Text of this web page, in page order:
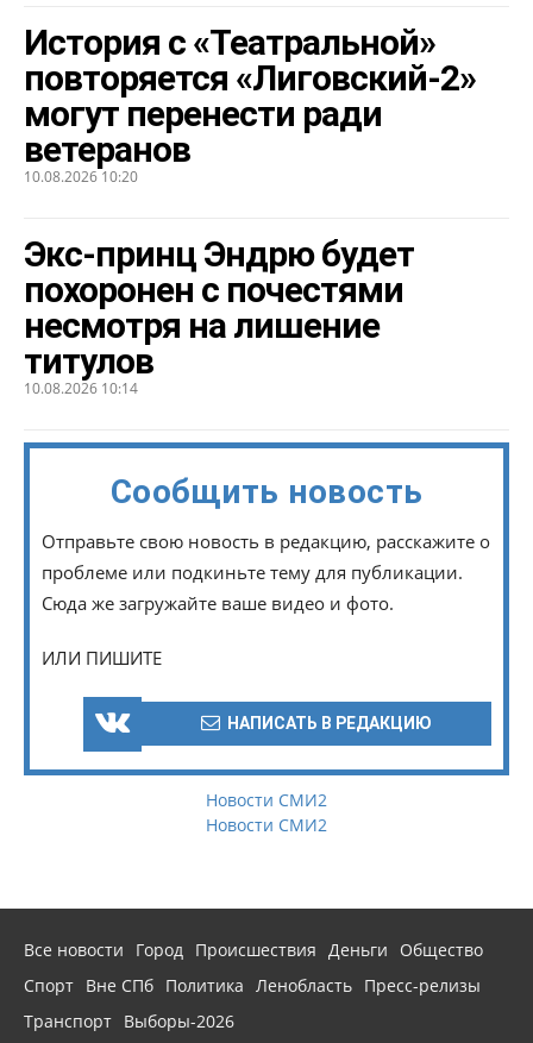
История с «Театральной»
повторяется «Лиговский-2»
могут перенести ради
ветеранов
10.08.2026 10:20
Экс-принц Эндрю будет
похоронен с почестями
несмотря на лишение
титулов
10.08.2026 10:14
Сообщить новость
Отправьте свою новость в редакцию, расскажите о
проблеме или подкиньте тему для публикации.
Сюда же загружайте ваше видео и фото.
ИЛИ ПИШИТЕ
НАПИСАТЬ В РЕДАКЦИЮ
Новости СМИ2
Новости СМИ2
Все новости Город Происшествия Деньги
Общество
Спорт Вне СПб Политика Ленобласть Пресс-релизы
Транспорт Выборы-2026